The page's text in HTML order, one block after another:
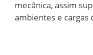
mecânica, assim
ambientes e cargas